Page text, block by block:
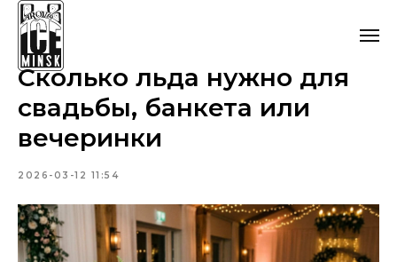
Сколько льда нужно для
свадьбы, банкета или
вечеринки
2026-03-12 11:54